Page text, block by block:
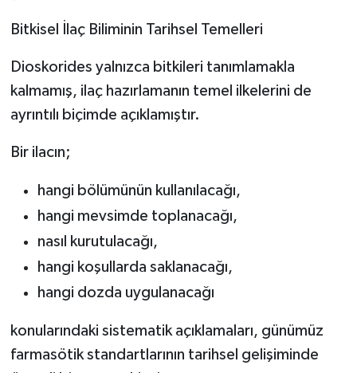
Bitkisel İlaç Biliminin Tarihsel Temelleri
Dioskorides yalnızca bitkileri tanımlamakla
kalmamış, ilaç hazırlamanın temel ilkelerini de
ayrıntılı biçimde açıklamıştır.
Bir ilacın;
hangi bölümünün kullanılacağı,
hangi mevsimde toplanacağı,
nasıl kurutulacağı,
hangi koşullarda saklanacağı,
hangi dozda uygulanacağı
konularındaki sistematik açıklamaları, günümüz
farmasötik standartlarının tarihsel gelişiminde